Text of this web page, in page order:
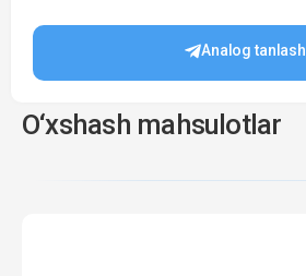
Analog tanlash
O‘xshash mahsulotlar